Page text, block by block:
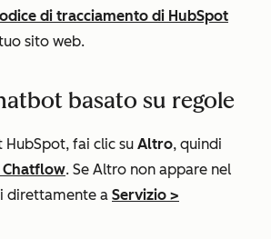
di tracciamento di HubSpot
sito web.
basato su regole
HubSpot, fai clic su Altro, quindi
Chatflow. Se Altro non appare nel
direttamente a Servizio >